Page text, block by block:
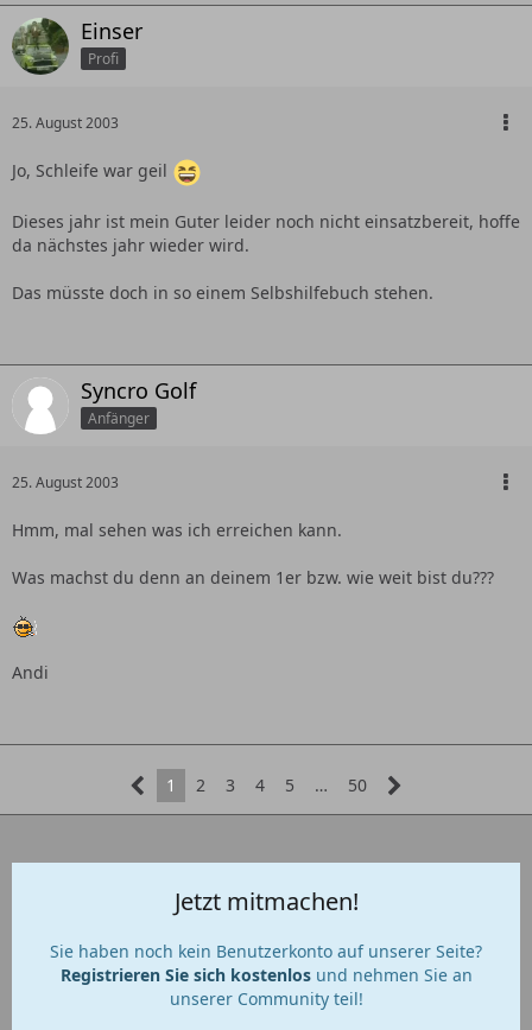
Einser
Profi
25. August 2003
Jo, Schleife war geil
Dieses jahr ist mein Guter leider noch nicht einsatzbereit, hoffe
da nächstes jahr wieder wird.
Das müsste doch in so einem Selbshilfebuch stehen.
Syncro Golf
Anfänger
25. August 2003
Hmm, mal sehen was ich erreichen kann.
Was machst du denn an deinem 1er bzw. wie weit bist du???
Andi
1 2 3 4 5 … 50
Jetzt mitmachen!
Sie haben noch kein Benutzerkonto auf unserer Seite?
Registrieren Sie sich kostenlosund nehmen Sie an
unserer Community teil!